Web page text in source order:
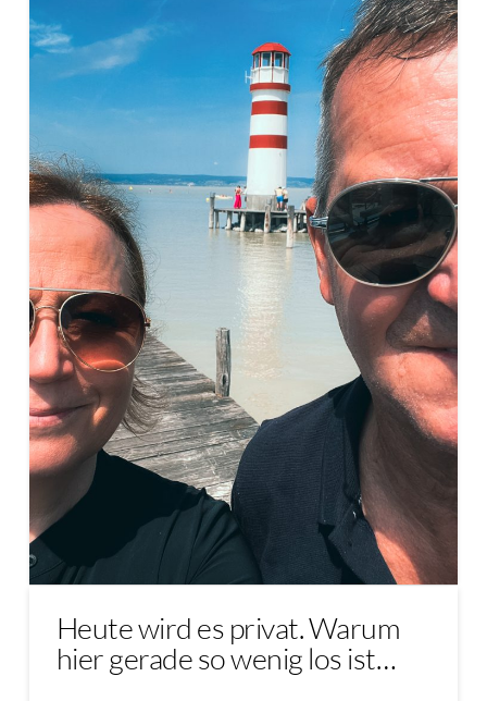
Heute wird es privat. Warum
hier gerade so wenig los ist…